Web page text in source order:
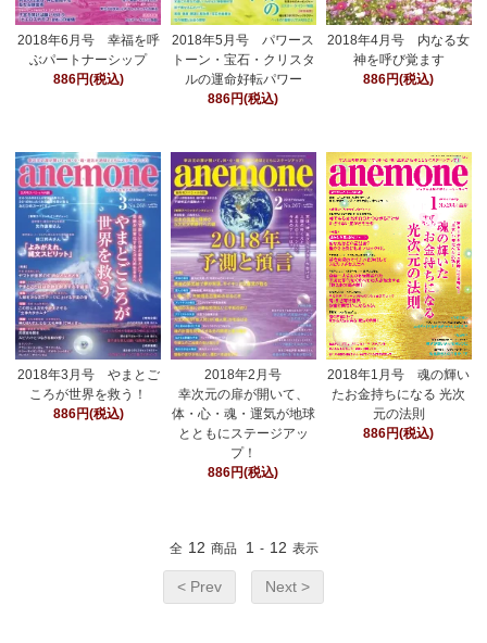
2018年6月号 幸福を呼
ぶパートナーシップ
886円(税込)
2018年5月号 パワース
トーン・宝石・クリスタ
ルの運命好転パワー
886円(税込)
2018年4月号 内なる女
神を呼び覚ます
886円(税込)
2018年3月号 やまとご
ころが世界を救う！
886円(税込)
2018年2月号
幸次元の扉が開いて、
体・心・魂・運気が地球
とともにステージアッ
プ！
886円(税込)
2018年1月号 魂の輝い
たお金持ちになる 光次
元の法則
886円(税込)
全 12 商品 1 - 12 表示
< Prev Next >